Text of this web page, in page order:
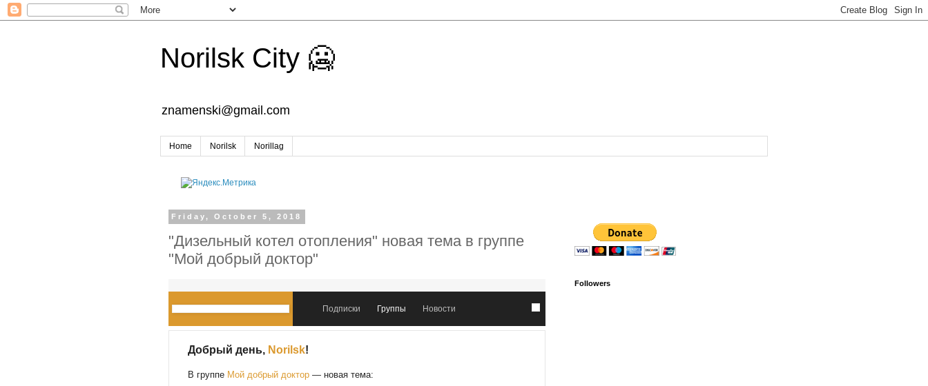
Norilsk City 🥶
znamenski@gmail.com
Home Norilsk Norillag
Friday, October 5, 2018
"Дизельный котел отопления" новая тема в группе
"Мой добрый доктор"
Подписки Группы Новости
Добрый день, Norilsk!
В группе Мой добрый доктор — новая тема:
Followers